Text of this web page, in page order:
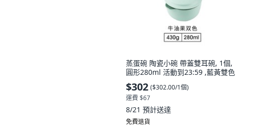
蒸蛋碗 陶瓷小碗 帶蓋雙耳碗, 1個,
圓形280ml 活動到23:59 ,藍黃雙色
$302 ($302.00/1個)
運費 $67
8/21 預計送達
免費退貨